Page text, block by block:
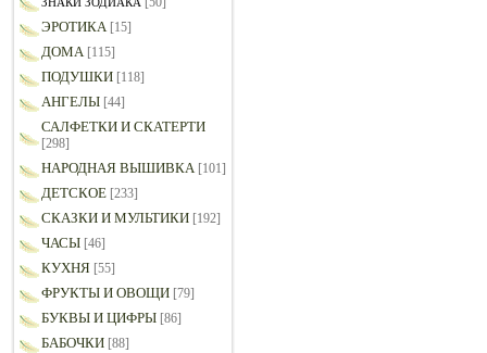
ЭРОТИКА [15]
ДОМА [115]
ПОДУШКИ [118]
АНГЕЛЫ [44]
САЛФЕТКИ И СКАТЕРТИ
[298]
НАРОДНАЯ ВЫШИВКА [101]
ДЕТСКОЕ [233]
СКАЗКИ И МУЛЬТИКИ [192]
ЧАСЫ [46]
КУХНЯ [55]
ФРУКТЫ И ОВОЩИ [79]
БУКВЫ И ЦИФРЫ [86]
БАБОЧКИ [88]